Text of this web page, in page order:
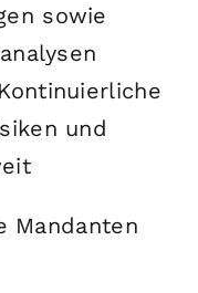
sowie
und
Mandanten